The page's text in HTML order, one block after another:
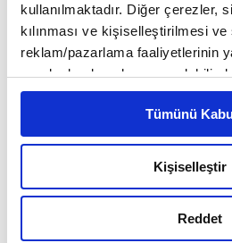
kullanılmaktadır. Diğer çerezler,
kılınması ve kişiselleştirilmesi
reklam/pazarlama faaliyetlerinin
sınırlı olarak açık rızanız
Çerezlere ilişkin tercihlerinizi
belirleyebilirsiniz. Çerezlere ilişkin
Ayarlar butonuna tıklayabilir,
Metnimizi ziyaret edebilirsiniz.
hazırlanmış olan İnternet Sitesi
okumak ve sitemizi ziyaretiniz
Tümünü
Kişiselleştir
Reddet
/11 Yeni bir hikaye dili